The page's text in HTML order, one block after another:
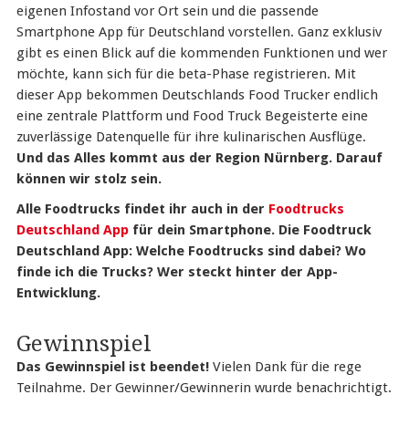
eigenen Infostand vor Ort sein und die passende
Smartphone App für Deutschland vorstellen. Ganz exklusiv
gibt es einen Blick auf die kommenden Funktionen und wer
möchte, kann sich für die beta-Phase registrieren. Mit
dieser App bekommen Deutschlands Food Trucker endlich
eine zentrale Plattform und Food Truck Begeisterte eine
zuverlässige Datenquelle für ihre kulinarischen Ausflüge.
Und das Alles kommt aus der Region Nürnberg. Darauf
können wir stolz sein.
Alle Foodtrucks findet ihr auch in der Foodtrucks
Deutschland Appfür dein Smartphone. Die Foodtruck
Deutschland App: Welche Foodtrucks sind dabei? Wo
finde ich die Trucks? Wer steckt hinter der App-
Entwicklung.
Gewinnspiel
Das Gewinnspiel ist beendet!Vielen Dank für die rege
Teilnahme. Der Gewinner/Gewinnerin wurde benachrichtigt.